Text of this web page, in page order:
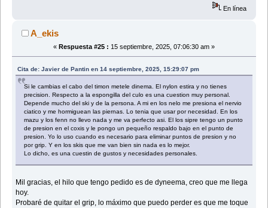
En línea
A_ekis
« Respuesta #25 : 15 septiembre, 2025, 07:06:30 am »
Cita de: Javier de Pantin en 14 septiembre, 2025, 15:29:07 pm
Si le cambias el cabo del timon metele dinema. El nylon estira y no tienes
precision. Respecto a la espongilla del culo es una cuestion muy personal.
Depende mucho del ski y de la persona. A mi en los nelo me presiona el nervio
ciatico y me hormiguean las piernas. Lo tenia que usar por necesidad. En los
mazu y los fenn no llevo nada y me va perfecto asi. El los sipre tengo un punto
de presion en el coxis y le pongo un pequeño respaldo bajo en el punto de
presion. Yo lo uso cuando es necesario para eliminar puntos de presion y no
por grip. Y en los skis que me van bien sin nada es lo mejor.
Lo dicho, es una cuestin de gustos y necesidades personales.
Mil gracias, el hilo que tengo pedido es de dyneema, creo que me llega
hoy.
Probaré de quitar el grip, lo máximo que puedo perder es que me toque